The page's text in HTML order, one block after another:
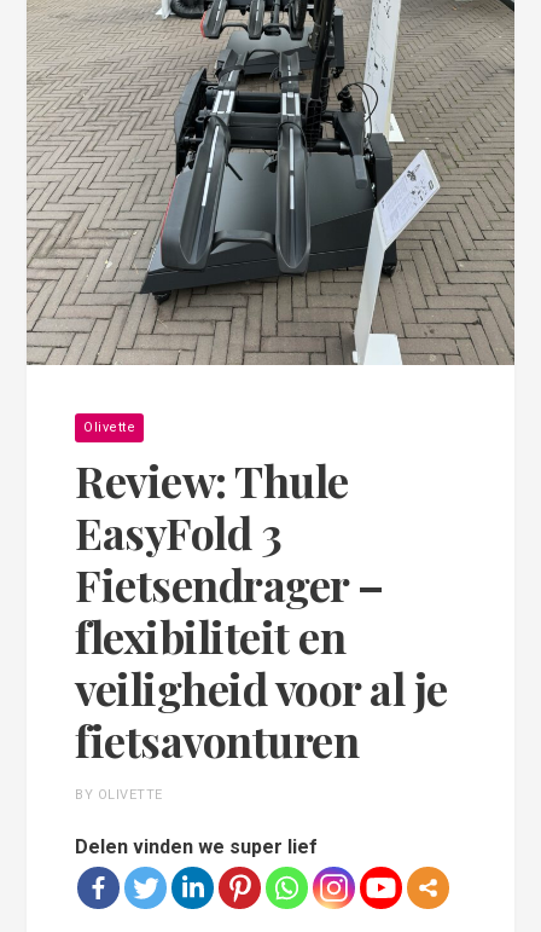
Olivette
Review: Thule
EasyFold 3
Fietsendrager –
flexibiliteit en
veiligheid voor al je
fietsavonturen
BY OLIVETTE
Delen vinden we super lief